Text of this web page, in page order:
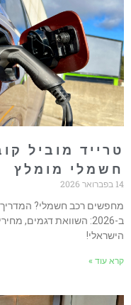
מוביל
מומלץ
רכב חשמלי? המדריך
ב-2026: השוואת דגמים,
עוד »